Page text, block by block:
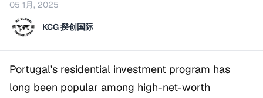
05 1月, 2025
KCG 揆创国际
Portugal's residential investment program has
long been popular among high-net-worth